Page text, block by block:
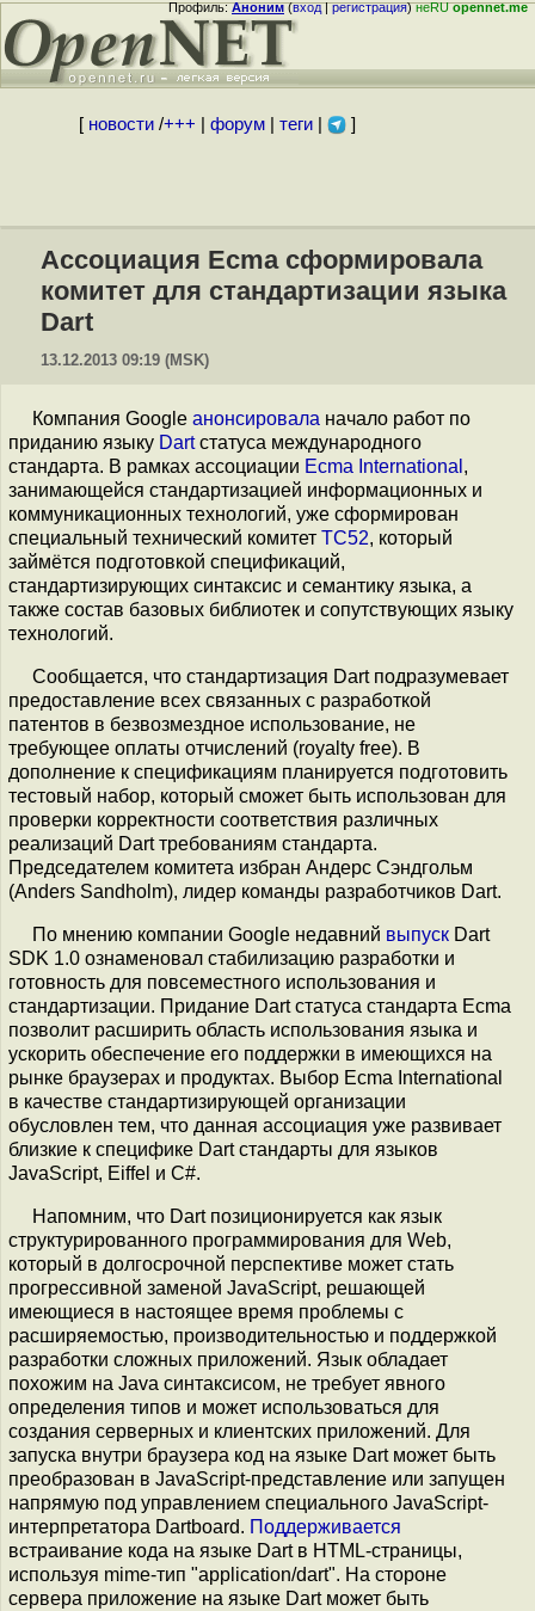
Профиль:Аноним(вход|регистрация)неRUopennet.me
[ новости/+++ форум| теги| ]
Ассоциация Ecma сформировала
комитет для стандартизации языка
Dart
13.12.2013 09:19 (MSK)
Компания Google анонсировала начало работ по
приданию языку Dartстатуса международного
стандарта. В рамках ассоциации Ecma International ,
занимающейся стандартизацией информационных и
коммуникационных технологий, уже сформирован
специальный технический комитет TC52, который
займётся подготовкой спецификаций,
стандартизирующих синтаксис и семантику языка, а
также состав базовых библиотек и сопутствующих языку
технологий.
Сообщается, что стандартизация Dart подразумевает
предоставление всех связанных с разработкой
патентов в безвозмездное использование, не
требующее оплаты отчислений (royalty free). В
дополнение к спецификациям планируется подготовить
тестовый набор, который сможет быть использован для
проверки корректности соответствия различных
реализаций Dart требованиям стандарта.
Председателем комитета избран Андерс Сэндгольм
(Anders Sandholm), лидер команды разработчиков Dart.
По мнению компании Google недавний выпуск Dart
SDK 1.0 ознаменовал стабилизацию разработки и
готовность для повсеместного использования и
стандартизации. Придание Dart статуса стандарта Ecma
позволит расширить область использования языка и
ускорить обеспечение его поддержки в имеющихся на
рынке браузерах и продуктах. Выбор Ecma International
в качестве стандартизирующей организации
обусловлен тем, что данная ассоциация уже развивает
близкие к специфике Dart стандарты для языков
JavaScript, Eiffel и C#.
Напомним, что Dart позиционируется как язык
структурированного программирования для Web,
который в долгосрочной перспективе может стать
прогрессивной заменой JavaScript, решающей
имеющиеся в настоящее время проблемы с
расширяемостью, производительностью и поддержкой
разработки сложных приложений. Язык обладает
похожим на Java синтаксисом, не требует явного
определения типов и может использоваться для
создания серверных и клиентских приложений. Для
запуска внутри браузера код на языке Dart может быть
преобразован в JavaScript-представление или запущен
напрямую под управлением специального JavaScript-
интерпретатора Dartboard. Поддерживается
встраивание кода на языке Dart в HTML-страницы,
используя mime-тип "application/dart". На стороне
сервера приложение на языке Dart может быть